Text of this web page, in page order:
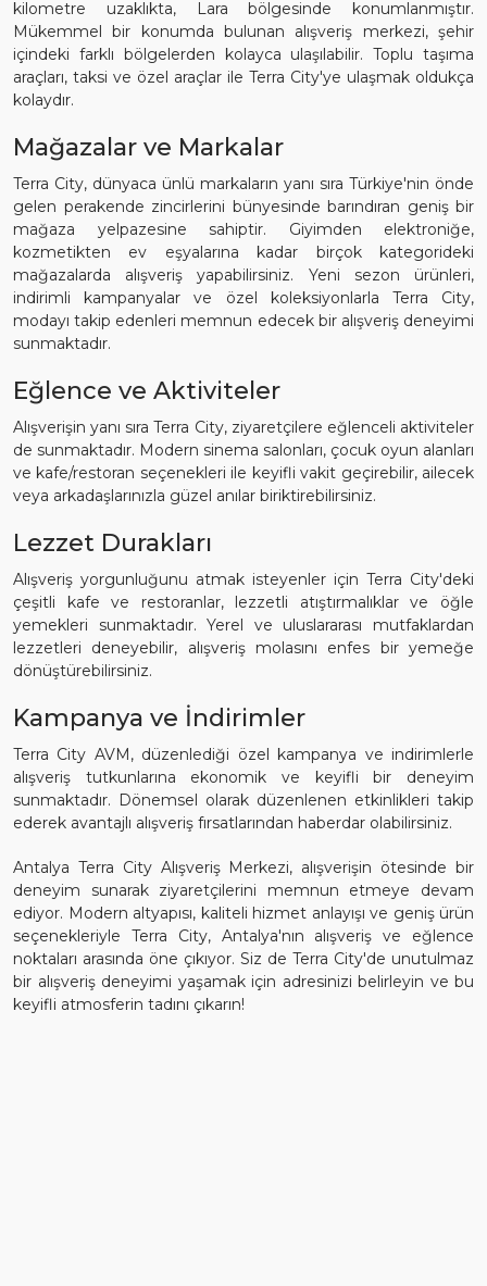
kilometre uzaklıkta, Lara bölgesinde konumlanmıştır.
Mükemmel bir konumda bulunan alışveriş merkezi, şehir
içindeki farklı bölgelerden kolayca ulaşılabilir. Toplu taşıma
araçları, taksi ve özel araçlar ile Terra City'ye ulaşmak oldukça
kolaydır.
Mağazalar ve Markalar
Terra City, dünyaca ünlü markaların yanı sıra Türkiye'nin önde
gelen perakende zincirlerini bünyesinde barındıran geniş bir
mağaza yelpazesine sahiptir. Giyimden elektroniğe,
kozmetikten ev eşyalarına kadar birçok kategorideki
mağazalarda alışveriş yapabilirsiniz. Yeni sezon ürünleri,
indirimli kampanyalar ve özel koleksiyonlarla Terra City,
modayı takip edenleri memnun edecek bir alışveriş deneyimi
sunmaktadır.
Eğlence ve Aktiviteler
Alışverişin yanı sıra Terra City, ziyaretçilere eğlenceli aktiviteler
de sunmaktadır. Modern sinema salonları, çocuk oyun alanları
ve kafe/restoran seçenekleri ile keyifli vakit geçirebilir, ailecek
veya arkadaşlarınızla güzel anılar biriktirebilirsiniz.
Lezzet Durakları
Alışveriş yorgunluğunu atmak isteyenler için Terra City'deki
çeşitli kafe ve restoranlar, lezzetli atıştırmalıklar ve öğle
yemekleri sunmaktadır. Yerel ve uluslararası mutfaklardan
lezzetleri deneyebilir, alışveriş molasını enfes bir yemeğe
dönüştürebilirsiniz.
Kampanya ve İndirimler
Terra City AVM, düzenlediği özel kampanya ve indirimlerle
alışveriş tutkunlarına ekonomik ve keyifli bir deneyim
sunmaktadır. Dönemsel olarak düzenlenen etkinlikleri takip
ederek avantajlı alışveriş fırsatlarından haberdar olabilirsiniz.
Antalya Terra City Alışveriş Merkezi, alışverişin ötesinde bir
deneyim sunarak ziyaretçilerini memnun etmeye devam
ediyor. Modern altyapısı, kaliteli hizmet anlayışı ve geniş ürün
seçenekleriyle Terra City, Antalya'nın alışveriş ve eğlence
noktaları arasında öne çıkıyor. Siz de Terra City'de unutulmaz
bir alışveriş deneyimi yaşamak için adresinizi belirleyin ve bu
keyifli atmosferin tadını çıkarın!